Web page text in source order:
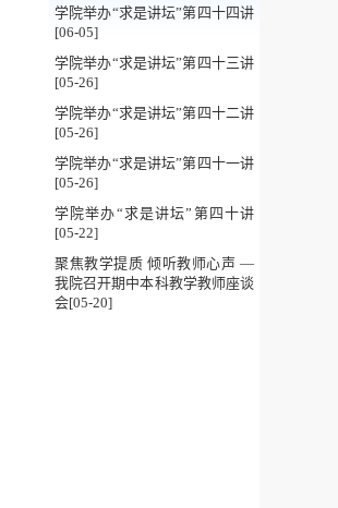
学院举办“求是讲坛”第四十四讲
[06-05]
学院举办“求是讲坛”第四十三讲
[05-26]
学院举办“求是讲坛”第四十二讲
[05-26]
学院举办“求是讲坛”第四十一讲
[05-26]
学院举办“求是讲坛”第四十讲
[05-22]
聚焦教学提质 倾听教师心声 —
我院召开期中本科教学教师座谈
会[05-20]